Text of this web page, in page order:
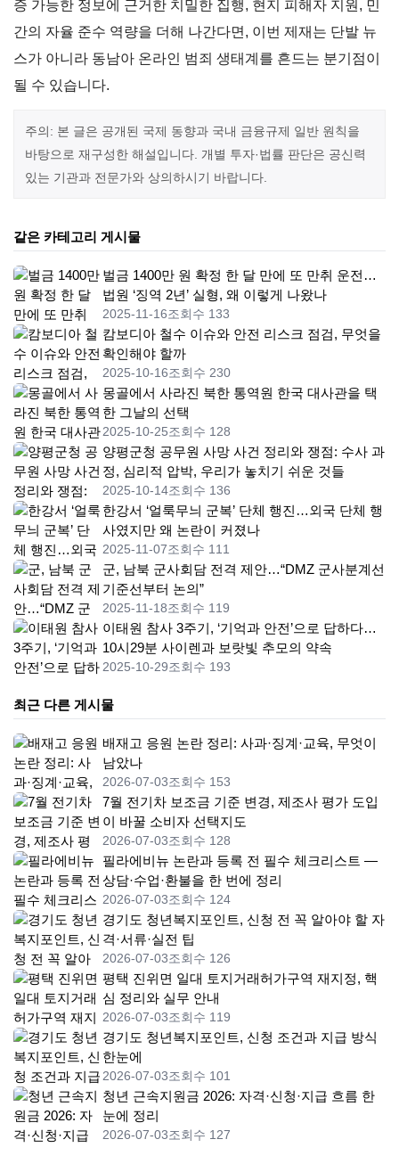
증 가능한 정보에 근거한 치밀한 집행, 현지 피해자 지원, 민
간의 자율 준수 역량을 더해 나간다면, 이번 제재는 단발 뉴
스가 아니라 동남아 온라인 범죄 생태계를 흔드는 분기점이
될 수 있습니다.
주의: 본 글은 공개된 국제 동향과 국내 금융규제 일반 원칙을
바탕으로 재구성한 해설입니다. 개별 투자·법률 판단은 공신력
있는 기관과 전문가와 상의하시기 바랍니다.
같은 카테고리 게시물
벌금 1400만 원 확정 한 달 만에 또 만취 운전…
법원 ‘징역 2년’ 실형, 왜 이렇게 나왔나
2025-11-16조회수 133
캄보디아 철수 이슈와 안전 리스크 점검, 무엇을
확인해야 할까
2025-10-16조회수 230
몽골에서 사라진 북한 통역원 한국 대사관을 택
한 그날의 선택
2025-10-25조회수 128
양평군청 공무원 사망 사건 정리와 쟁점: 수사 과
정, 심리적 압박, 우리가 놓치기 쉬운 것들
2025-10-14조회수 136
한강서 ‘얼룩무늬 군복’ 단체 행진…외국 단체 행
사였지만 왜 논란이 커졌나
2025-11-07조회수 111
군, 남북 군사회담 전격 제안…“DMZ 군사분계선
기준선부터 논의”
2025-11-18조회수 119
이태원 참사 3주기, ‘기억과 안전’으로 답하다…
10시29분 사이렌과 보랏빛 추모의 약속
2025-10-29조회수 193
최근 다른 게시물
배재고 응원 논란 정리: 사과·징계·교육, 무엇이
남았나
2026-07-03조회수 153
7월 전기차 보조금 기준 변경, 제조사 평가 도입
이 바꿀 소비자 선택지도
2026-07-03조회수 128
필라에비뉴 논란과 등록 전 필수 체크리스트 —
상담·수업·환불을 한 번에 정리
2026-07-03조회수 124
경기도 청년복지포인트, 신청 전 꼭 알아야 할 자
격·서류·실전 팁
2026-07-03조회수 126
평택 진위면 일대 토지거래허가구역 재지정, 핵
심 정리와 실무 안내
2026-07-03조회수 119
경기도 청년복지포인트, 신청 조건과 지급 방식
한눈에
2026-07-03조회수 101
청년 근속지원금 2026: 자격·신청·지급 흐름 한
눈에 정리
2026-07-03조회수 127